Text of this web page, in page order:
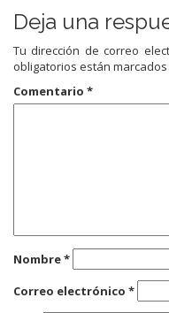
Deja una
Tu dirección de correo
obligatorios están marcados
Comentario *
Nombre*
Correo electrónico *